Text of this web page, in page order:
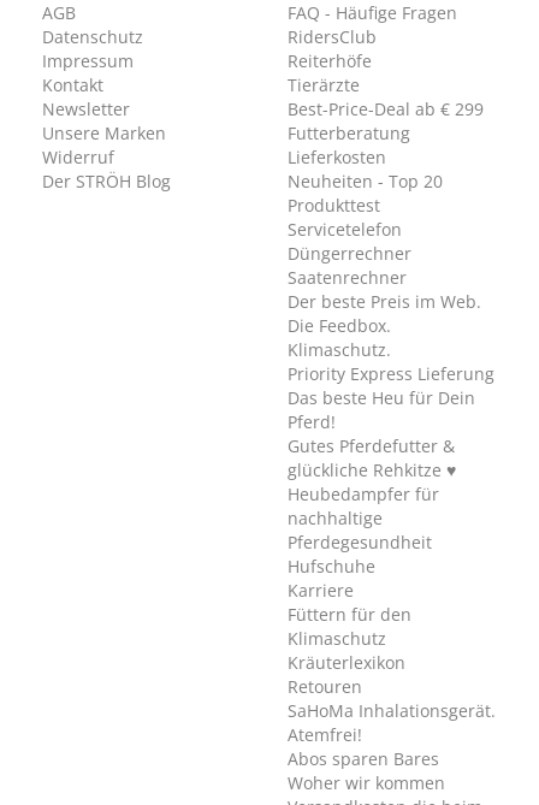
AGB
Datenschutz
Impressum
Kontakt
Newsletter
Unsere Marken
Widerruf
Der STRÖH Blog
FAQ - Häufige Fragen
RidersClub
Reiterhöfe
Tierärzte
Best-Price-Deal ab € 299
Futterberatung
Lieferkosten
Neuheiten - Top 20
Produkttest
Servicetelefon
Düngerrechner
Saatenrechner
Der beste Preis im Web.
Die Feedbox.
Klimaschutz.
Priority Express Lieferung
Das beste Heu für Dein
Pferd!
Gutes Pferdefutter &
glückliche Rehkitze ♥
Heubedampfer für
nachhaltige
Pferdegesundheit
Hufschuhe
Karriere
Füttern für den
Klimaschutz
Kräuterlexikon
Retouren
SaHoMa Inhalationsgerät.
Atemfrei!
Abos sparen Bares
Woher wir kommen